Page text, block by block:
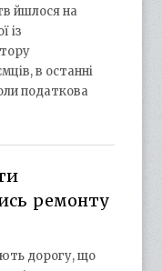
йшлося на
із
в останні
податкова
ремонту
дорогу, що